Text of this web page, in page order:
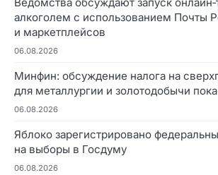
алкоголем с использованием Почты
и маркетплейсов
06.08.2026
Минфин: обсуждение налога на
для металлургии и золотодобычи
06.08.2026
Яблоко зарегистрировано
на выборы в Госдуму
06.08.2026